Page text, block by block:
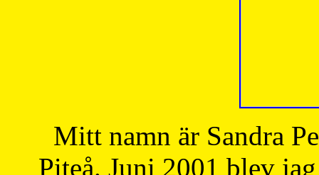
Mitt namn är Sandra
Piteå. Juni 2001 blev